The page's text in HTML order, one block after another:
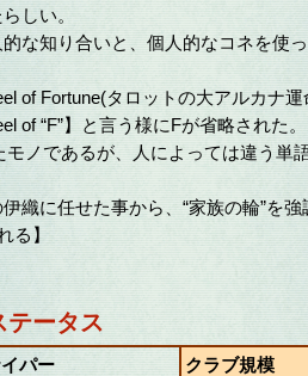
しい。
な知り合いと、個人的なコネを使
of Fortune(タロットの大アルカナ
of “F”】と言う様にFが省略された。
モノであるが、人によっては違う単
織に任せた事から、“家族の輪”を
る】
ータス
パー クラブ規模